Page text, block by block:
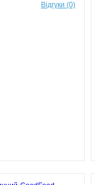
Відгуки (0)